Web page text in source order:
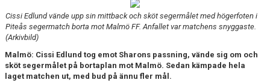
MATCHER & SERIETABELL
Cissi Edlund vände upp sin mittback och sköt segermålet med högerfoten i
Piteås segermatch borta mot Malmö FF. Anfallet var matchens snyggaste.
(Arkivbild)
Malmö: Cissi Edlund tog emot Sharons passning, vände sig om och
sköt segermålet på bortaplan mot Malmö. Sedan kämpade hela
laget matchen ut, med bud på ännu fler mål.